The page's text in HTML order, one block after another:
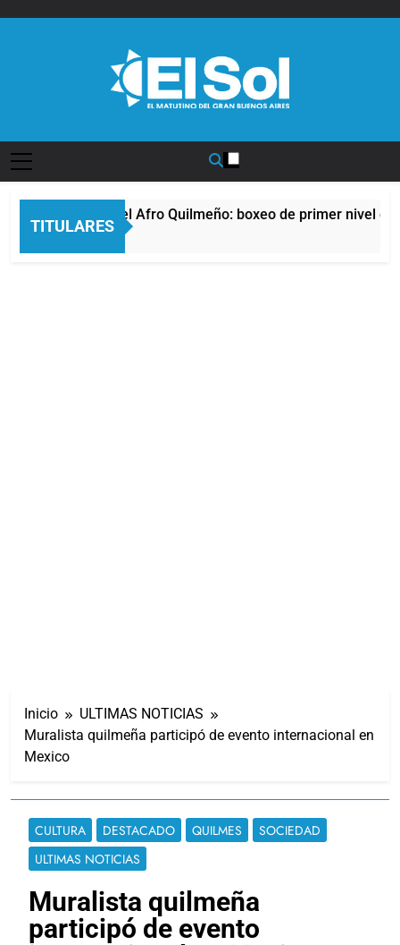
TITULARES
La noche del Afro Quilmeño: boxeo de primer nivel en
15 Horas Atrás
Inicio
ULTIMAS NOTICIAS
Muralista quilmeña participó de evento internacional en
Mexico
CULTURA DESTACADO QUILMES
SOCIEDAD
ULTIMAS NOTICIAS
Muralista quilmeña
participó de evento